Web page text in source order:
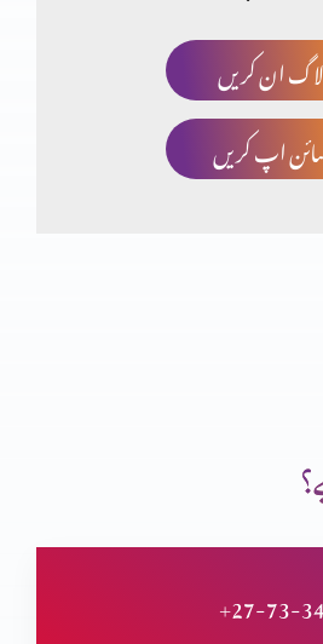
کی تائیدکرتے ہیں؟(حصہ دہم)
کی تائیدکرتے ہیں؟(حصہ پنجم)
لاگ ان کریں
اپ کریں